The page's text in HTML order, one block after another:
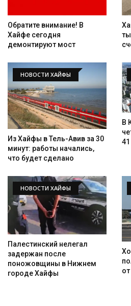
Обратите внимание! В
Хайфе сегодня
демонтируют мост
НОВОСТИ ХАЙФЫ
Из Хайфы в Тель-Авив за 30
минут: работы начались,
что будет сделано
В
НОВОСТИ ХАЙФЫ
Палестинский нелегал
задержан после
поножовщины в Нижнем
городе Хайфы